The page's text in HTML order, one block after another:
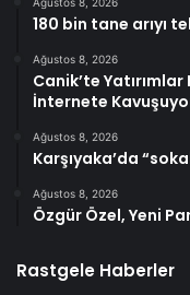
180 bin tane arıyı
Ağustos 8, 2026
Canik’te
İnternete
Ağustos 8, 2026
Karşıyaka’da
Ağustos 8, 2026
Özgür Özel, Yeni
Rastgele Haberler